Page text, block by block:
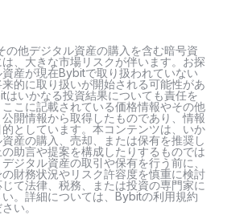
の他デジタル資産の購入を含む暗号資
、大きな市場リスクが伴います。お探
資産が現在Bybitで取り扱われていない
的に取り扱いが開始される可能性があ
はいかなる投資結果についても責任を
こに記載されている価格情報やその他
開情報から取得したものであり、情報
としています。本コンテンツは、いか
産の購入、売却、または保有を推奨し
助言や提案を構成したりするものでは
ジタル資産の取引や保有を行う前に、
財務状況やリスク許容度を慎重に検討
じて法律、税務、または投資の専門家に
い。詳細については、Bybitの利用規約
い。